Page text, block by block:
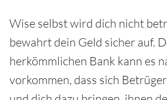
Wise selbst wird dich nicht
bewahrt dein Geld sicher auf.
herkömmlichen Bank kann es
vorkommen, dass sich